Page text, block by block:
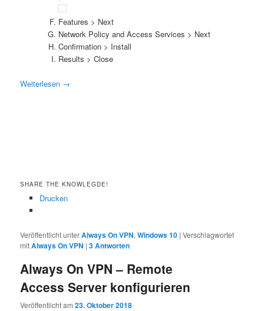
Features > Next
Network Policy and Access Services > Next
Confirmation > Install
Results > Close
Weiterlesen →
SHARE THE KNOWLEGDE!
Drucken
Veröffentlicht unterAlways On VPN,Windows 10 |Verschlagwortet
mitAlways On VPN |3Antworten
Always On VPN – Remote
Access Server konfigurieren
Veröffentlicht am23. Oktober 2018